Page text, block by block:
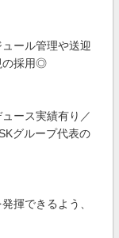
ール管理や送迎
の採用◎
ース実績有り／
グループ代表の
揮できるよう、